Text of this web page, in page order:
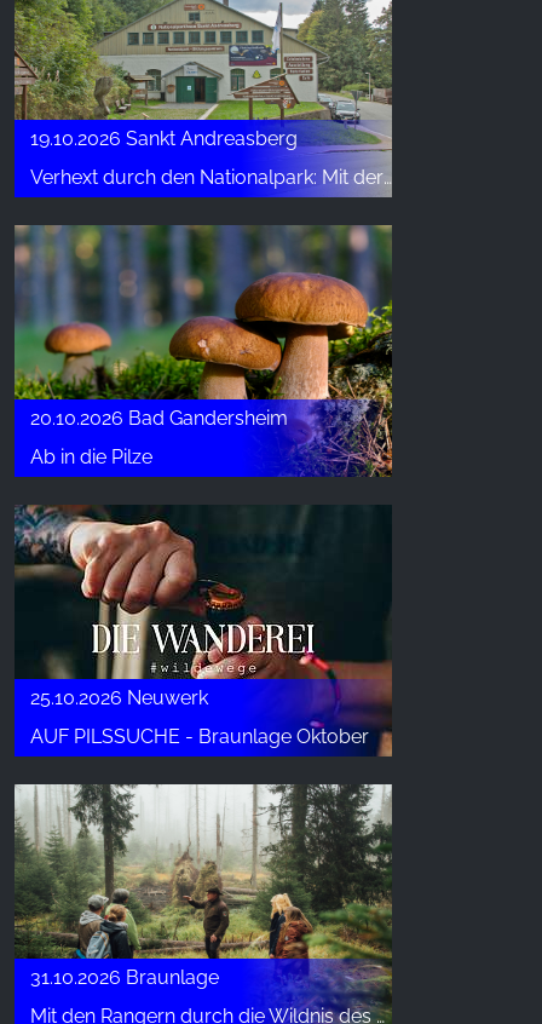
19.10.2026 Sankt Andreasberg
Verhext durch den Nationalpark: Mit der Nationalparkhaushexe die sagenumwobene Bergwildnis kennenlernen
20.10.2026 Bad Gandersheim
Ab in die Pilze
25.10.2026 Neuwerk
AUF PILSSUCHE - Braunlage Oktober
31.10.2026 Braunlage
Mit den Rangern durch die Wildnis des Brunnenbachtals